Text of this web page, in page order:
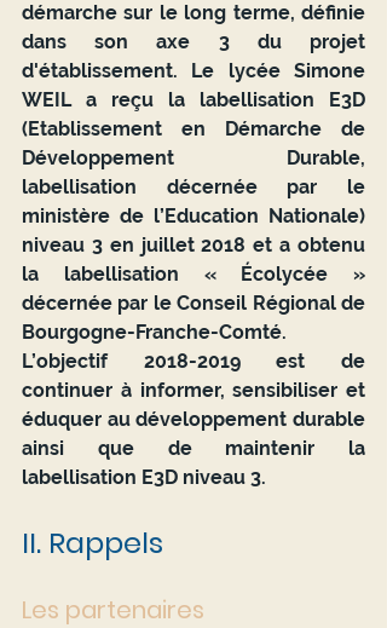
démarche sur le long terme, définie
dans son axe 3 du projet
d'établissement. Le lycée Simone
WEIL a reçu la labellisation E3D
(Etablissement en Démarche de
Développement Durable,
labellisation décernée par le
ministère de l’Education Nationale)
niveau 3 en juillet 2018 et a obtenu
la labellisation « Écolycée »
décernée par le Conseil Régional de
Bourgogne-Franche-Comté.
L’objectif 2018-2019 est de
continuer à informer, sensibiliser et
éduquer au développement durable
ainsi que de maintenir la
labellisation E3D niveau 3.
II. Rappels
Les partenaires